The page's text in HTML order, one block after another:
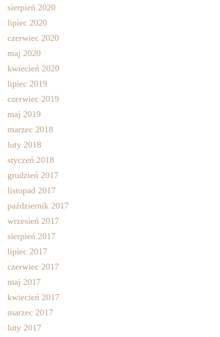
sierpień 2020
lipiec 2020
czerwiec 2020
maj 2020
kwiecień 2020
lipiec 2019
czerwiec 2019
maj 2019
marzec 2018
luty 2018
styczeń 2018
grudzień 2017
listopad 2017
październik 2017
wrzesień 2017
sierpień 2017
lipiec 2017
czerwiec 2017
maj 2017
kwiecień 2017
marzec 2017
luty 2017